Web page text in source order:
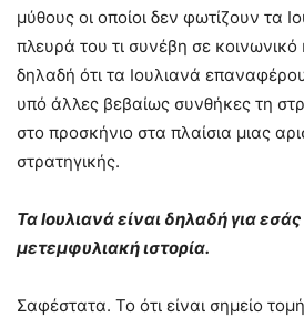
μύθους οι οποίοι δεν φωτίζουν τα
πλευρά του τι συνέβη σε κοινωνικό
δηλαδή ότι τα Ιουλιανά
υπό άλλες βεβαίως συνθήκες τη
στο προσκήνιο στα πλαίσια μιας
στρατηγικής.
Τα Ιουλιανά είναι δηλαδή για
μετεμφυλιακή ιστορία.
Σαφέστατα. Το ότι είναι σημείο